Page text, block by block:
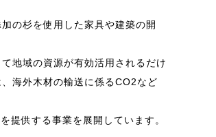
の杉を使用した家具や建築の開
地域の資源が有効活用されるだけ
海外木材の輸送に係るCO2など
提供する事業を展開しています。